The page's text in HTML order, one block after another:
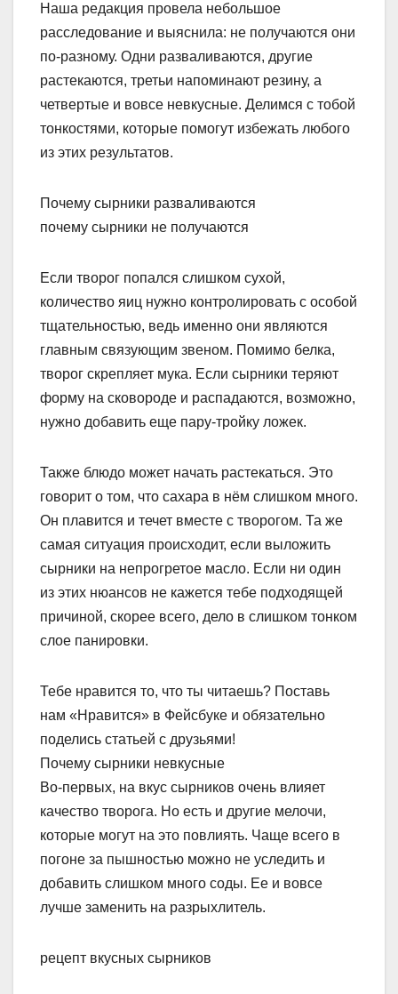
Наша редакция провела небольшое
расследование и выяснила: не получаются они
по-разному. Одни разваливаются, другие
растекаются, третьи напоминают резину, а
четвертые и вовсе невкусные. Делимся с тобой
тонкостями, которые помогут избежать любого
из этих результатов.
Почему сырники разваливаются
почему сырники не получаются
Если творог попался слишком сухой,
количество яиц нужно контролировать с особой
тщательностью, ведь именно они являются
главным связующим звеном. Помимо белка,
творог скрепляет мука. Если сырники теряют
форму на сковороде и распадаются, возможно,
нужно добавить еще пару-тройку ложек.
Также блюдо может начать растекаться. Это
говорит о том, что сахара в нём слишком много.
Он плавится и течет вместе с творогом. Та же
самая ситуация происходит, если выложить
сырники на непрогретое масло. Если ни один
из этих нюансов не кажется тебе подходящей
причиной, скорее всего, дело в слишком тонком
слое панировки.
Тебе нравится то, что ты читаешь? Поставь
нам «Нравится» в Фейсбуке и обязательно
поделись статьей с друзьями!
Почему сырники невкусные
Во-первых, на вкус сырников очень влияет
качество творога. Но есть и другие мелочи,
которые могут на это повлиять. Чаще всего в
погоне за пышностью можно не уследить и
добавить слишком много соды. Ее и вовсе
лучше заменить на разрыхлитель.
рецепт вкусных сырников